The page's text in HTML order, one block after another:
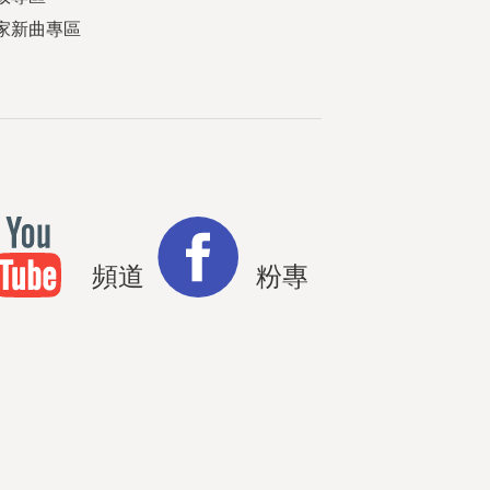
新曲專區
頻道 粉專